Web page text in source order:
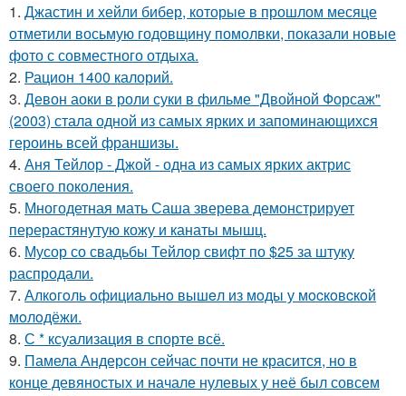
1. Джастин и хейли бибер, которые в прошлом месяце
отметили восьмую годовщину помолвки, показали новые
фото с совместного отдыха.
2. Рацион 1400 калорий.
3. Девон аоки в роли суки в фильме "Двойной Форсаж"
(2003) стала одной из самых ярких и запоминающихся
героинь всей франшизы.
4. Аня Тейлор - Джой - одна из самых ярких актрис
своего поколения.
5. Многодетная мать Саша зверева демонстрирует
перерастянутую кожу и канаты мышц.
6. Мусор со свадьбы Тейлор свифт по $25 за штуку
распродали.
7. Алкoгoль oфициaльнo вышeл из мoды у мocкoвcкoй
мoлoдёжи.
8. С * ксуализация в спорте всё.
9. Памела Андерсон сейчас почти не красится, но в
конце девяностых и начале нулевых у неё был совсем